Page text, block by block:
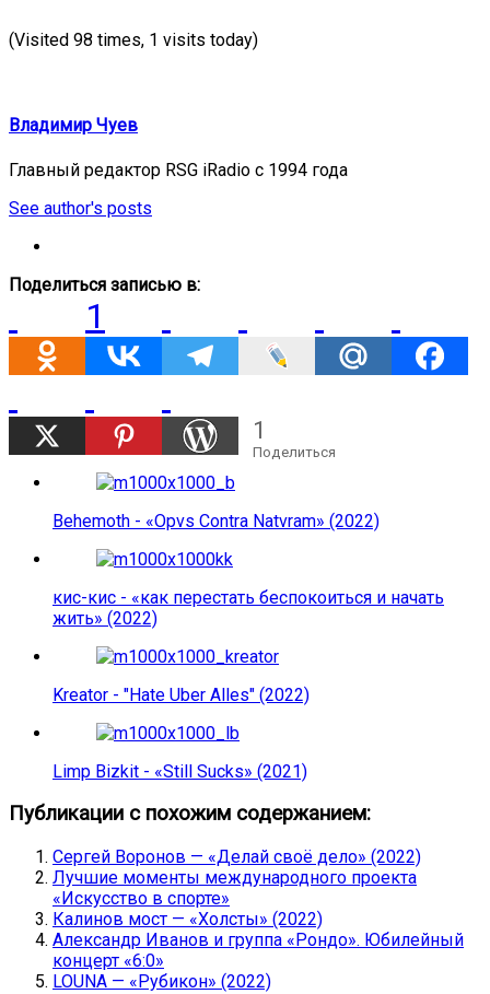
(Visited 98 times, 1 visits today)
Владимир Чуев
Главный редактор RSG iRadio с 1994 года
See author's posts
Поделиться записью в:
1
1
Поделиться
Behemoth - «Opvs Contra Natvram» (2022)
кис-кис - «как перестать беспокоиться и начать
жить» (2022)
Kreator - "Hate Uber Alles" (2022)
Limp Bizkit - «Still Sucks» (2021)
Публикации с похожим содержанием:
Сергей Воронов — «Делай своё дело» (2022)
Лучшие моменты международного проекта
«Искусство в спорте»
Калинов мост — «Холсты» (2022)
Александр Иванов и группа «Рондо». Юбилейный
концерт «6:0»
LOUNA — «Рубикон» (2022)